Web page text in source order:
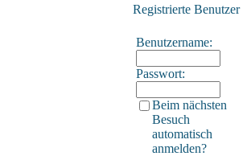
Registrierte Benutzer
Benutzername:
Passwort:
Beim nächsten
Besuch
automatisch
anmelden?